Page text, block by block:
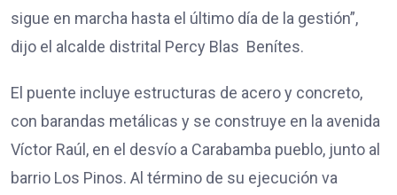
sigue en marcha hasta el último día de la gestión”,
dijo el alcalde distrital Percy Blas Benítes.
El puente incluye estructuras de acero y concreto,
con barandas metálicas y se construye en la avenida
Víctor Raúl, en el desvío a Carabamba pueblo, junto al
barrio Los Pinos. Al término de su ejecución va